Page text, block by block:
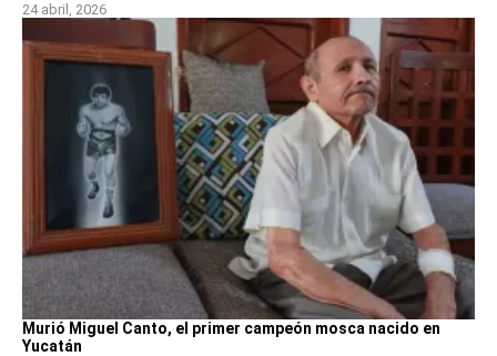
24 abril, 2026
Murió Miguel Canto, el primer campeón mosca nacido en
Yucatán